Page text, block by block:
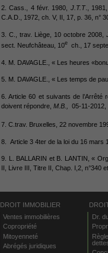
2. Cass., 4 févr. 1980, J.T.T.,
C.A.D., 1972, ch. V, II, 17, p. 36, n°
3. C., trav. Liège, 10 octobre 2008,
sect. Neufchâteau, 10e ch., 17
4. M. DAVAGLE., « Les heures
5. M. DAVAGLE., « Les temps de
6. Article 60 et suivants de
doivent répondre, M.B., 05-11-2012,
7. C.trav. Bruxelles, 22 novembre
8. Article 3 4ter de la loi du 16 mars
9. L. BALLARIN et B. LANTIN, «
II, Livre III, Titre II, Chap. I,2, n°340 et
DROIT IMMOBILIER
Ventes immobilières
Copropriété
Mitoyenneté
Abrégés juridiques
Dr.